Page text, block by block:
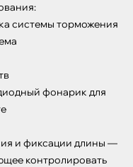
системы торможения
фонарик для
и фиксации длины —
контролировать